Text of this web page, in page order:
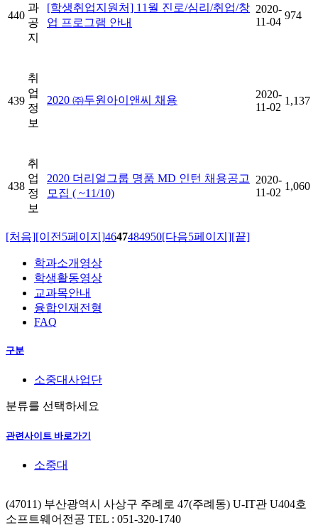
440
과
공
지
[학생취업지원처] 11월 진로/심리/취업/창
업 프로그램 안내
2020-
11-04
974
439
취
업
정
보
2020 ㈜두원아이앤씨 채용
2020-
11-02
1,137
438
취
업
정
보
2020 더리얼그룹 명품 MD 인턴 채용공고
모집 ( ~11/10)
2020-
11-02
1,060
[처음][이전5페이지]4647484950[다음5페이지][끝]
학과소개영상
학생활동영상
교과목안내
융합인재전형
FAQ
구분
소중대사업단
분류를 선택하세요
관련사이트 바로가기
소중대
(47011) 부산광역시 사상구 주례로 47(주례동) U-IT관 U404호
소프트웨어전공 TEL : 051-320-1740